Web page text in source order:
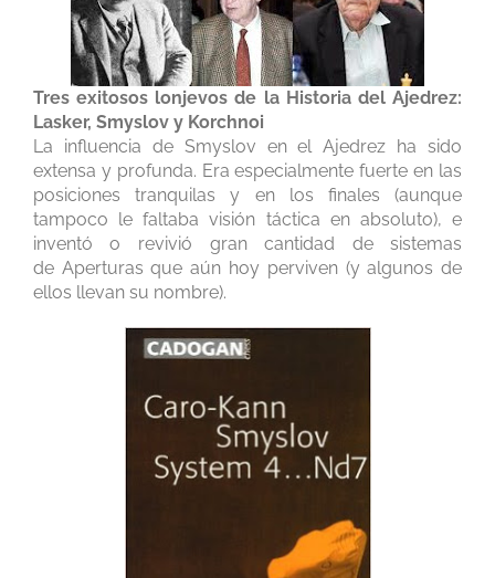
Tres exitosos lonjevos de la Historia del Ajedrez:
Lasker, Smyslov y Korchnoi
La influencia de Smyslov en el Ajedrez ha sido
extensa y profunda. Era especialmente fuerte en las
posiciones tranquilas y en los finales (aunque
tampoco le faltaba visión táctica en absoluto), e
inventó o revivió gran cantidad de sistemas
de Aperturas que aún hoy perviven (y algunos de
ellos llevan su nombre).